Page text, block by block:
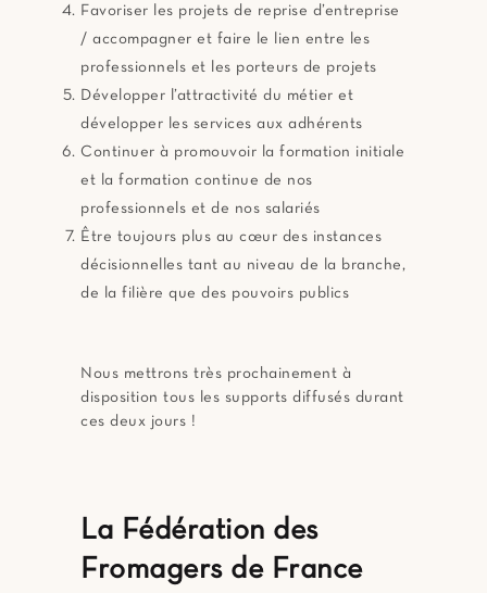
Favoriser les projets de reprise d’entreprise
/ accompagner et faire le lien entre les
professionnels et les porteurs de projets
Développer l’attractivité du métier et
développer les services aux adhérents
Continuer à promouvoir la formation initiale
et la formation continue de nos
professionnels et de nos salariés
Être toujours plus au cœur des instances
décisionnelles tant au niveau de la branche,
de la filière que des pouvoirs publics
Nous mettrons très prochainement à
disposition tous les supports diffusés durant
ces deux jours !
La Fédération des
Fromagers de France